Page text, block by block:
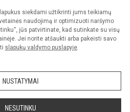
siekdami užtikrinti jums teikiamų
naudojimą ir optimizuoti naršymo
jūs patvirtinate, kad sutinkate su visų
Jei norite atšaukti arba pakeisti savo
slapukų valdymo puslapyje.
NUSTATYMAI
NESUTINKU
mokykla. Visos teisės saugomos.
sutikimo griežtai draudžiama.
Slapukų valdymas